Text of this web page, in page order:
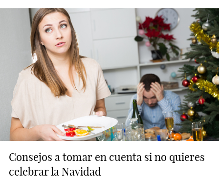
Consejos a tomar en cuenta si no quieres
celebrar la Navidad